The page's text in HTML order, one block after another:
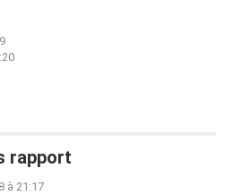
rapport
à 21:17